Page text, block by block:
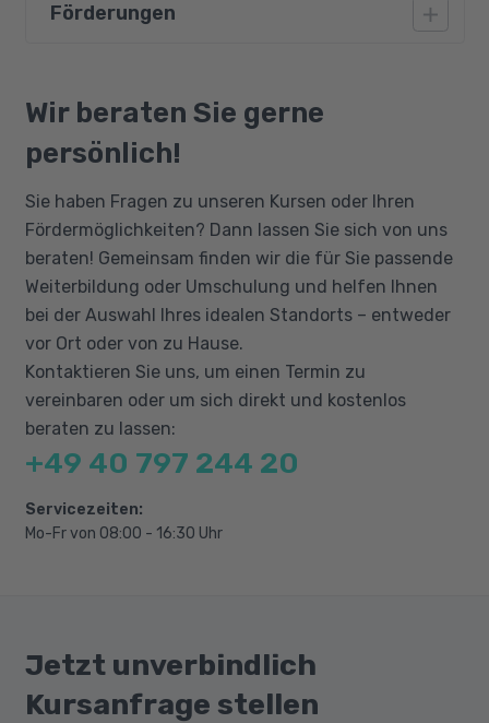
Data Science
Trustworthy AI
Technikethik
System Innovation
Gefordert sindDeutschkenntnisse Niveau B1-
Förderungen
Qualifizierungschancengesetz
Berufliche Rehabilitation
Wir beraten Sie gerne
persönlich!
Sie haben Fragen zu unseren Kursen oder Ihren
Fördermöglichkeiten? Dann lassen Sie sich von uns
beraten! Gemeinsam finden wir die für Sie passende
Weiterbildung oder Umschulung und helfen Ihnen
bei der Auswahl Ihres idealen Standorts – entweder
vor Ort oder von zu Hause.
Kontaktieren Sie uns, um einen Termin zu
vereinbaren oder um sich direkt und kostenlos
beraten zu lassen:
+49 40 797 244 20
Servicezeiten:
Mo-Fr von 08:00 - 16:30 Uhr
Jetzt unverbindlich
Kursanfrage stellen